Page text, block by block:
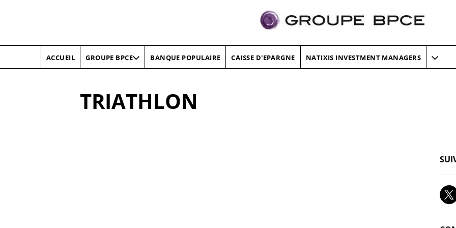
ACCUEIL GROUPE BPCE BANQUE POPULAIRE CAISSE D'EPARGNE NATIXIS INVESTMENT MANAGERS
TRIATHLON